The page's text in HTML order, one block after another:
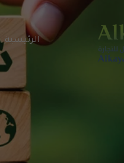
الرئيسية